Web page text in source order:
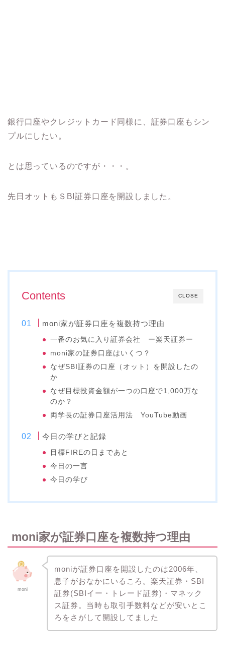
銀行口座やクレジットカード同様に、証券口座もシン
プルにしたい。
とは思っているのですが・・・。
先日オットもＳBI証券口座を開設しました。
CLOSE
Contents
moni家が証券口座を複数持つ理由
一番のお気に入り証券会社 ー楽天証券ー
moni家の証券口座はいくつ？
なぜSBI証券の口座（オット）を開設したの
か
なぜ目標投資金額が一つの口座で1,000万な
のか？
両学長の証券口座活用法 YouTube動画
今日の学びと記録
目標FIREの日まであと
今日の一言
今日の学び
moni家が証券口座を複数持つ理由
moni
moniが証券口座を開設したのは2006年、
息子がおなかにいるころ。楽天証券・SBI
証券(SBIイー・トレード証券)・マネック
ス証券。当時も取引手数料などが安いとこ
ろをさがして開設してました